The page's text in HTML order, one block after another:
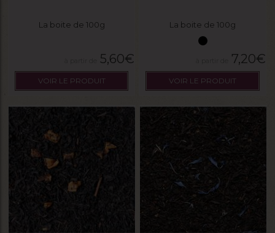
La boite de 100g
5,60€
VOIR LE PRODUIT
La boite de 100g
7,20€
VOIR LE PRODUIT